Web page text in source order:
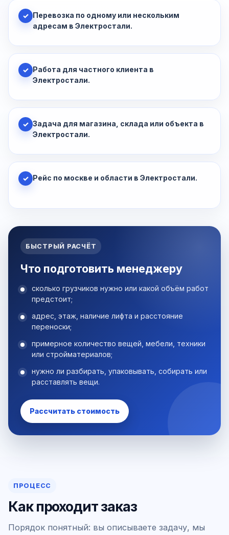
✓ Перевозка по одному или нескольким
адресам в Электростали.
✓ Работа для частного клиента в
Электростали.
✓ Задача для магазина, склада или объекта в
Электростали.
✓ Рейс по москве и области в Электростали.
БЫСТРЫЙ РАСЧЁТ
Что подготовить менеджеру
сколько грузчиков нужно или какой объём работ
предстоит;
адрес, этаж, наличие лифта и расстояние
переноски;
примерное количество вещей, мебели, техники
или стройматериалов;
нужно ли разбирать, упаковывать, собирать или
расставлять вещи.
Рассчитать стоимость
ПРОЦЕСС
Как проходит заказ
Порядок понятный: вы описываете задачу, мы